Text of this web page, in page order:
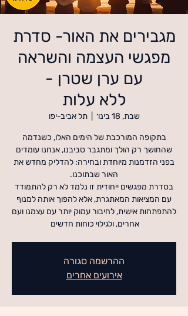
מגבירים את האור- סדרת
מפגשי העצמה והשראה
עם ערן שטרן -
ללא עלות
שבת, 18 בינו׳
  |
תל אביב-יפו
בתקופה המורכבת של הימים האלו, כשנדמה
שהחושך רק הולך ומתגבר סביבנו, אנחנו עומדים
בפני הזדמנות מיוחדת ובחירה: להדליק מחדש את
בסדרת מפגשים ייחודית זו נלמד לא רק להתמודד
עם המציאות המאתגרת, אלא להפוך אותה למנוף
להתפתחות אישית, לחיבור עמוק יותר עם עצמנו ועם
אחרים, ולגילוי כוחות חדשים
ההרשמה סגורה
אירועים אחרים